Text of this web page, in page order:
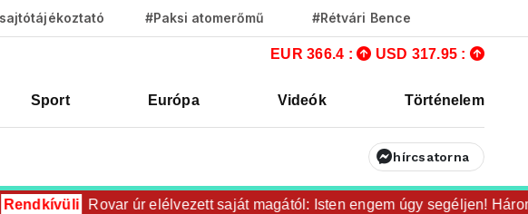
#Paksi atomerőmű #Rétvári Bence
EUR 366.4 : USD 317.95 :
Sport Európa Videók Történelem
hírcsatorna
Rovar úr elélvezett saját magától: Isten engem úgy segéljen! Három